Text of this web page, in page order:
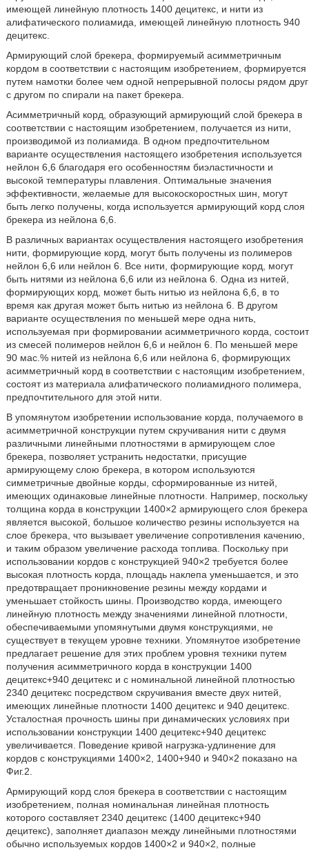
имеющей линейную плотность 1400 децитекс, и нити из
алифатического полиамида, имеющей линейную плотность 940
децитекс.
Армирующий слой брекера, формируемый асимметричным
кордом в соответствии с настоящим изобретением, формируется
путем намотки более чем одной непрерывной полосы рядом друг
с другом по спирали на пакет брекера.
Асимметричный корд, образующий армирующий слой брекера в
соответствии с настоящим изобретением, получается из нити,
производимой из полиамида. В одном предпочтительном
варианте осуществления настоящего изобретения используется
нейлон 6,6 благодаря его особенностям биэластичности и
высокой температуры плавления. Оптимальные значения
эффективности, желаемые для высокоскоростных шин, могут
быть легко получены, когда используется армирующий корд слоя
брекера из нейлона 6,6.
В различных вариантах осуществления настоящего изобретения
нити, формирующие корд, могут быть получены из полимеров
нейлон 6,6 или нейлон 6. Все нити, формирующие корд, могут
быть нитями из нейлона 6,6 или из нейлона 6. Одна из нитей,
формирующих корд, может быть нитью из нейлона 6,6, в то
время как другая может быть нитью из нейлона 6. В другом
варианте осуществления по меньшей мере одна нить,
используемая при формировании асимметричного корда, состоит
из смесей полимеров нейлон 6,6 и нейлон 6. По меньшей мере
90 мас.% нитей из нейлона 6,6 или нейлона 6, формирующих
асимметричный корд в соответствии с настоящим изобретением,
состоят из материала алифатического полиамидного полимера,
предпочтительного для этой нити.
В упомянутом изобретении использование корда, получаемого в
асимметричной конструкции путем скручивания нити с двумя
различными линейными плотностями в армирующем слое
брекера, позволяет устранить недостатки, присущие
армирующему слою брекера, в котором используются
симметричные двойные корды, сформированные из нитей,
имеющих одинаковые линейные плотности. Например, поскольку
толщина корда в конструкции 1400×2 армирующего слоя брекера
является высокой, большое количество резины используется на
слое брекера, что вызывает увеличение сопротивления качению,
и таким образом увеличение расхода топлива. Поскольку при
использовании кордов с конструкцией 940×2 требуется более
высокая плотность корда, площадь наклепа уменьшается, и это
предотвращает проникновение резины между кордами и
уменьшает стойкость шины. Производство корда, имеющего
линейную плотность между значениями линейной плотности,
обеспечиваемыми упомянутыми двумя конструкциями, не
существует в текущем уровне техники. Упомянутое изобретение
предлагает решение для этих проблем уровня техники путем
получения асимметричного корда в конструкции 1400
децитекс+940 децитекс и с номинальной линейной плотностью
2340 децитекс посредством скручивания вместе двух нитей,
имеющих линейные плотности 1400 децитекс и 940 децитекс.
Усталостная прочность шины при динамических условиях при
использовании конструкции 1400 децитекс+940 децитекс
увеличивается. Поведение кривой нагрузка-удлинение для
кордов с конструкциями 1400×2, 1400+940 и 940×2 показано на
Фиг.2.
Армирующий корд слоя брекера в соответствии с настоящим
изобретением, полная номинальная линейная плотность
которого составляет 2340 децитекс (1400 децитекс+940
децитекс), заполняет диапазон между линейными плотностями
обычно используемых кордов 1400×2 и 940×2, полные